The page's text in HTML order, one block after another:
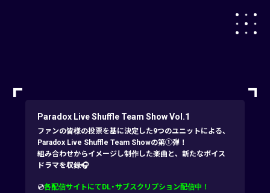
Paradox Live Shuffle Team Show Vol.1
ファンの皆様の投票を基に決定した9つのユニットによる、
Paradox Live Shuffle Team Showの第①弾！
組み合わせからイメージし制作した楽曲と、新たなボイス
ドラマを収録🎧
💿各配信サイトにてDL・サブスクリプション配信中！